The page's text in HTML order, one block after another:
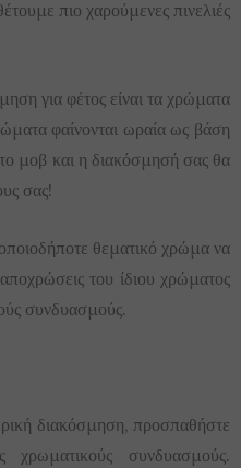
πιο χαρούμενες πινελιές
για φέτος είναι τα χρώματα
φαίνονται ωραία ως βάση
μοβ και η διακόσμησή σας θα
σας!
θεματικό χρώμα να
του ίδιου χρώματος
συνδυασμούς.
διακόσμηση, προσπαθήστε
χρωματικούς συνδυασμούς.